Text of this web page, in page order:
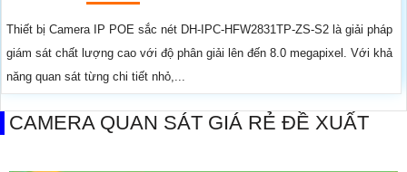
Thiết bị Camera IP POE sắc nét DH-IPC-HFW2831TP-ZS-S2 là giải pháp
giám sát chất lượng cao với độ phân giải lên đến 8.0 megapixel. Với khả
năng quan sát từng chi tiết nhỏ,...
CAMERA QUAN SÁT GIÁ RẺ ĐỀ XUẤT